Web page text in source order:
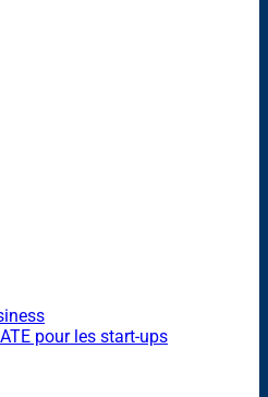
pour les start-ups